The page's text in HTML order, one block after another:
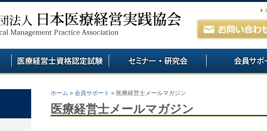
ホーム » 会員サポート » 医療経営士メールマガジン
医療経営士メールマガジン